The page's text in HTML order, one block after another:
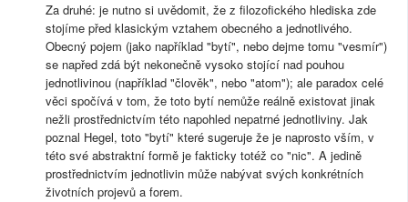
Za druhé: je nutno si uvědomit, že z filozofického hlediska zde
stojíme před klasickým vztahem obecného a jednotlivého.
Obecný pojem (jako například "bytí", nebo dejme tomu "vesmír")
se napřed zdá být nekonečně vysoko stojící nad pouhou
jednotlivinou (například "člověk", nebo "atom"); ale paradox celé
věci spočívá v tom, že toto bytí nemůže reálně existovat jinak
nežli prostřednictvím této napohled nepatrné jednotliviny. Jak
poznal Hegel, toto "bytí" které sugeruje že je naprosto vším, v
této své abstraktní formě je fakticky totéž co "nic". A jedině
prostřednictvím jednotlivin může nabývat svých konkrétních
životních projevů a forem.